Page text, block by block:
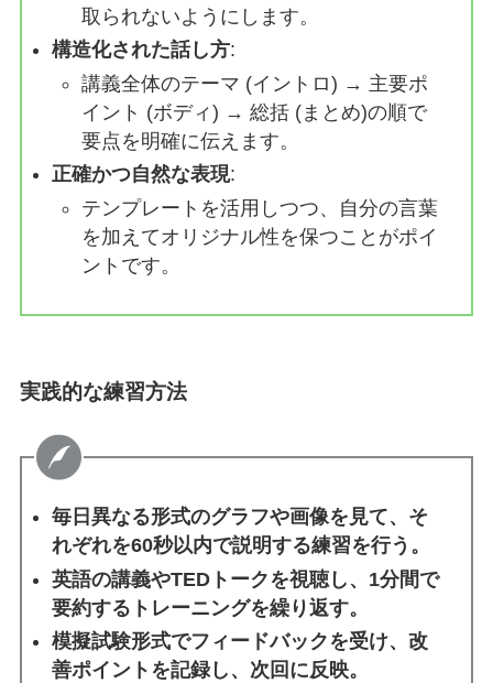
取られないようにします。
構造化された話し方:
講義全体のテーマ (イントロ) → 主要ポ
イント (ボディ) → 総括 (まとめ)の順で
要点を明確に伝えます。
正確かつ自然な表現:
テンプレートを活用しつつ、自分の言葉
を加えてオリジナル性を保つことがポイ
ントです。
実践的な練習方法
毎日異なる形式のグラフや画像を見て、そ
れぞれを60秒以内で説明する練習を行う。
英語の講義やTEDトークを視聴し、1分間で
要約するトレーニングを繰り返す。
模擬試験形式でフィードバックを受け、改
善ポイントを記録し、次回に反映。